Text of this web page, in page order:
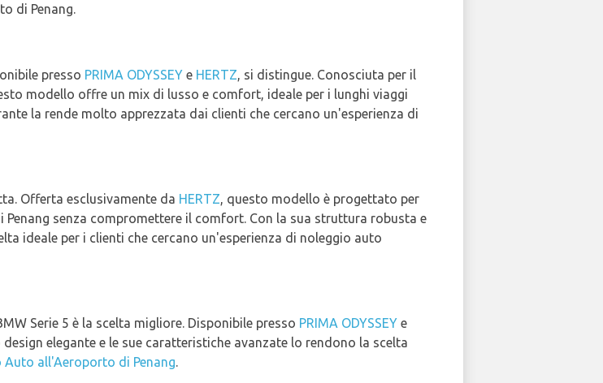
di Penang.
presso PRIMA ODYSSEY e HERTZ, si distingue. Conosciuta per il
modello offre un mix di lusso e comfort, ideale per i lunghi viaggi
la rende molto apprezzata dai clienti che cercano un'esperienza di
Offerta esclusivamente da HERTZ, questo modello è progettato per
senza compromettere il comfort. Con la sua struttura robusta e
ideale per i clienti che cercano un'esperienza di noleggio auto
Serie 5 è la scelta migliore. Disponibile presso PRIMA ODYSSEY e
elegante e le sue caratteristiche avanzate lo rendono la scelta
Auto all'Aeroporto di Penang.